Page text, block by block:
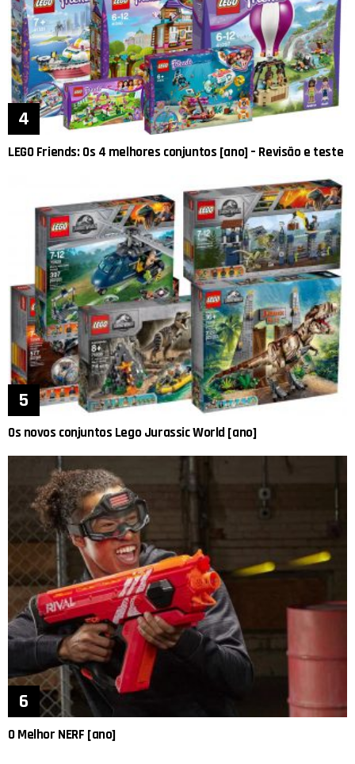
LEGO Friends: Os 4 melhores conjuntos [ano] – Revisão e teste
Os novos conjuntos Lego Jurassic World [ano]
O Melhor NERF [ano]